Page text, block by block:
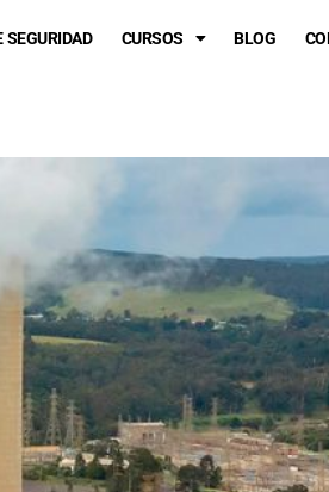
SEGURIDAD CURSOS BLOG